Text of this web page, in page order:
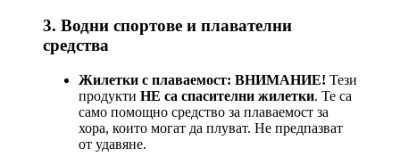
3. Водни спортове и плавателни
средства
Жилетки с плаваемост: ВНИМАНИЕ! Тези
продукти НЕ са спасителни жилетки. Те са
само помощно средство за плаваемост за
хора, които могат да плуват. Не предпазват
от удавяне.